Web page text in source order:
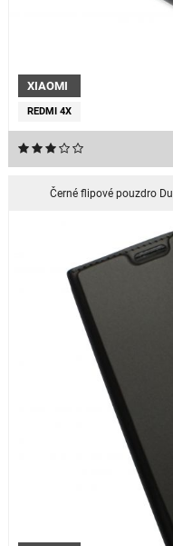
XIAOMI
REDMI 4X
Černé flipové pouzdro